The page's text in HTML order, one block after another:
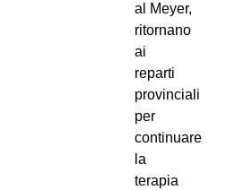
al Meyer,
ritornano
ai
reparti
provinciali
per
continuare
la
terapia